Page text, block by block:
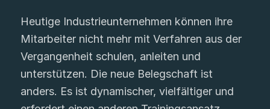
Heutige Industrieunternehmen können ihre
Mitarbeiter nicht mehr mit Verfahren aus der
Vergangenheit schulen, anleiten und
unterstützen. Die neue Belegschaft ist
anders. Es ist dynamischer, vielfältiger und